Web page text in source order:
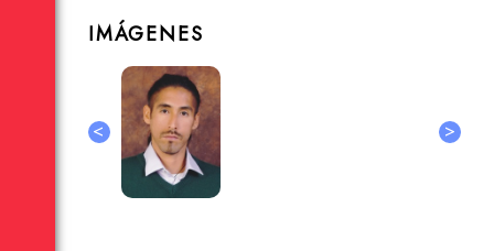
IMÁGENES
< >